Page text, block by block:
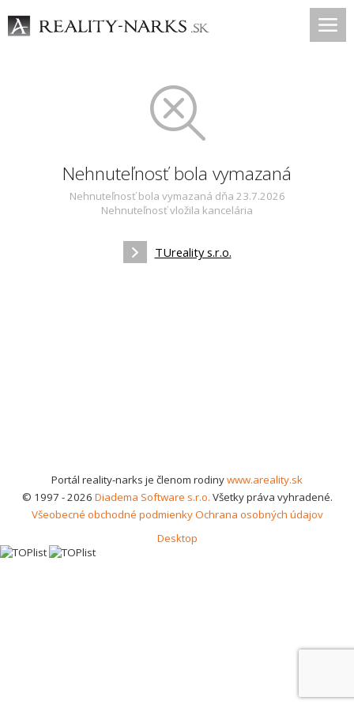
Nehnuteľnosť bola vymazaná
Nehnuteľnosť bola vymazaná dňa 23.7.2026
Nehnuteľnosť vložila kancelária
TUreality s.r.o.
Portál reality-narks je členom rodinywww.areality.sk
© 1997 - 2026 Diadema Software s.r.o. Všetky práva vyhradené.
Všeobecné obchodné podmienkyOchrana osobných údajov
Desktop